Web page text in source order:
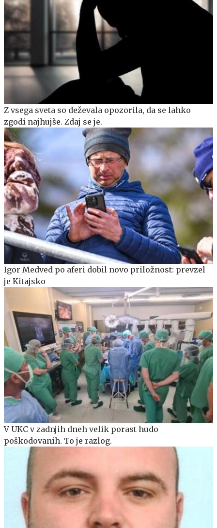
Z vsega sveta so deževala opozorila, da se lahko
zgodi najhujše. Zdaj se je.
Igor Medved po aferi dobil novo priložnost: prevzel
je Kitajsko
V UKC v zadnjih dneh velik porast hudo
poškodovanih. To je razlog.